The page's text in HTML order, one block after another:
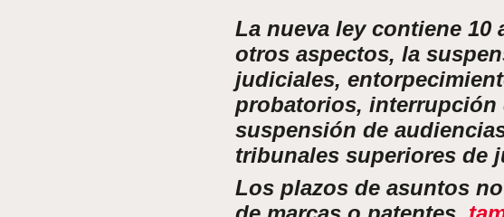
La nueva ley contiene
otros aspectos, la
judiciales,
probatorios, interrupción
suspensión de
tribunales superiores de
Los plazos de asuntos